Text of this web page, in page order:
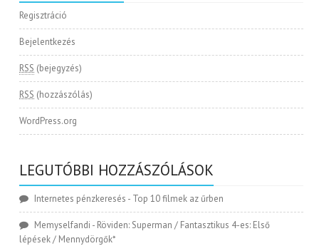
Regisztráció
Bejelentkezés
RSS (bejegyzés)
RSS (hozzászólás)
WordPress.org
LEGUTÓBBI HOZZÁSZÓLÁSOK
Internetes pénzkeresés - Top 10 filmek az űrben
Memyselfandi - Röviden: Superman / Fantasztikus 4-es: Első
lépések / Mennydörgők*